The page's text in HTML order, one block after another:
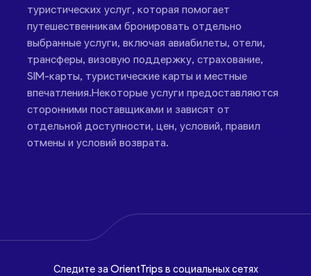
туристических услуг, которая помогает
путешественникам бронировать отдельно
выбранные услуги, включая авиабилеты, отели,
трансферы, визовую поддержку, страхование,
SIM-карты, туристические карты и местные
впечатления.Некоторые услуги предоставляются
сторонними поставщиками и зависят от
отдельной доступности, цен, условий, правил
отмены и условий возврата.
Следите за OrientTrips в социальных сетях